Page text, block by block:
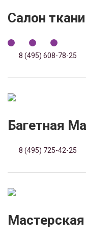
Салон
8 (495) 608-78-25
Багетная
8 (495) 725-42-25